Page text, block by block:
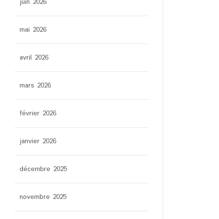
mai 2026
avril 2026
mars 2026
février 2026
janvier 2026
décembre 2025
novembre 2025